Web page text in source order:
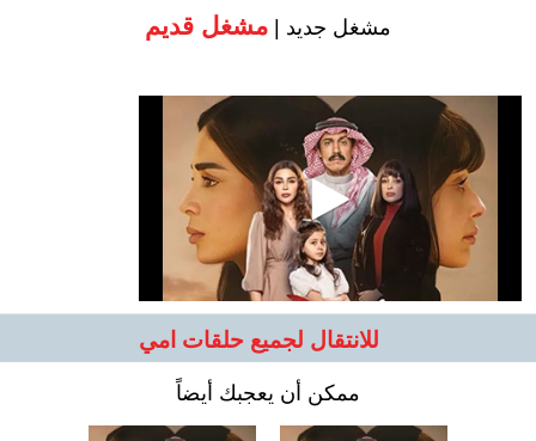
مشغل جديد | مشغل قديم
للانتقال لجميع حلقات امي
ممكن أن يعجبك أيضاً